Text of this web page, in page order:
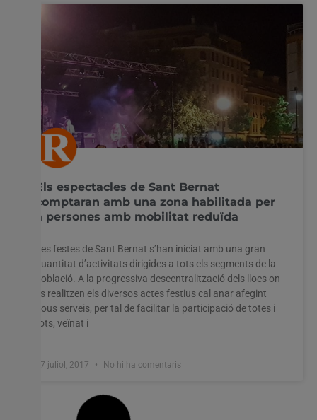
Els espectacles de Sant Bernat
comptaran amb una zona habilitada per
a persones amb mobilitat reduïda
Les festes de Sant Bernat s’han iniciat amb una gran
quantitat d’activitats dirigides a tots els segments de la
població. A la progressiva descentralització dels llocs on
es realitzen els diversos actes festius cal anar afegint
nous serveis, per tal de facilitar la participació de totes i
tots, veïnat i
17 juliol, 2017 No hi ha comentaris